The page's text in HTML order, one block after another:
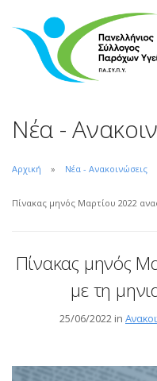
Νέα -
Αρχική Νέα - Ανακοινώσεις
Πίνακας μηνός Μαρτίου 2022
Πίνακας μηνός
με τη
25/06/2022 in